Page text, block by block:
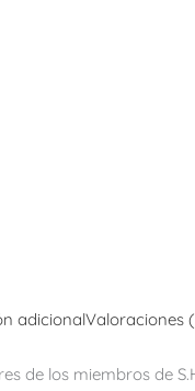
adicionalValoraciones
de los miembros de